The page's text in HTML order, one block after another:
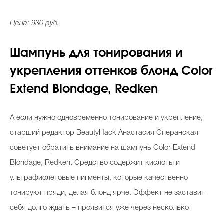
Цена: 930 руб.
Шампунь для тонирования и
укрепления оттенков блонд Color
Extend Blondage, Redken
А если нужно одновременно тонирование и укрепление,
старший редактор BeautyHack Анастасия Сперанская
советует обратить внимание на шампунь Color Extend
Blondage, Redken. Средство содержит кислоты и
ультрафиолетовые пигменты, которые качественно
тонируют пряди, делая блонд ярче. Эффект не заставит
себя долго ждать – проявится уже через несколько